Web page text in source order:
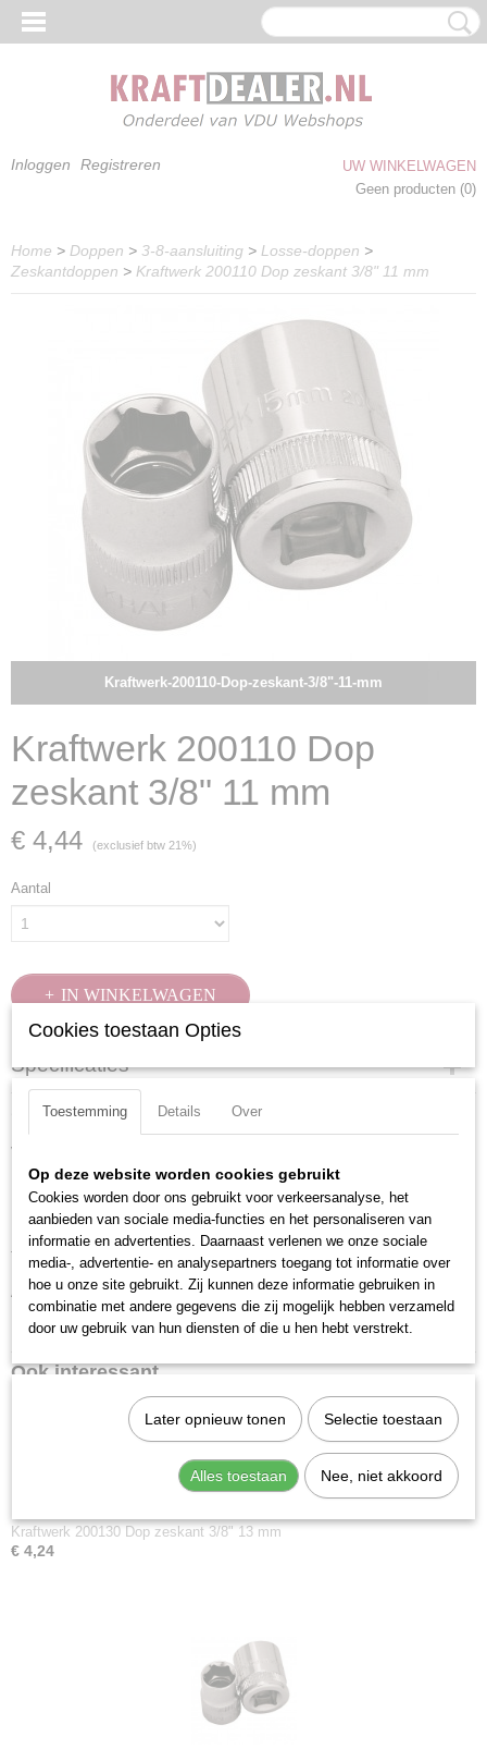
Inloggen Registreren
UW WINKELWAGEN
Geen producten (0)
Home > Doppen > 3-8-aansluiting > Losse-doppen >
Zeskantdoppen > Kraftwerk 200110 Dop zeskant 3/8" 11 mm
Kraftwerk-200110-Dop-zeskant-3/8"-11-mm
Kraftwerk 200110 Dop
zeskant 3/8" 11 mm
€ 4,44 (exclusief btw 21%)
Aantal
IN WINKELWAGEN
Specificaties
Productcode
7612206002882
Productcode leverancier
200110
Omschrijving
Verchroomd en voorzien van gekartelde rand.
Uitvoering: Zeskant
Materiaal: Chroom Vanadium
Totale lengte: 25 mm
Aandrijfgrootte: 3/8 inch
DIN ISO: DIN 3124 / ISO 2725-1
Ook interessant
Kraftwerk 200130 Dop zeskant 3/8" 13 mm
€ 4,24
Cookies toestaan Opties
Toestemming Details Over
Op deze website worden cookies gebruikt
Cookies worden door ons gebruikt voor verkeersanalyse, het
aanbieden van sociale media-functies en het personaliseren van
informatie en advertenties. Daarnaast verlenen we onze sociale
media-, advertentie- en analysepartners toegang tot informatie over
hoe u onze site gebruikt. Zij kunnen deze informatie gebruiken in
combinatie met andere gegevens die zij mogelijk hebben verzameld
door uw gebruik van hun diensten of die u hen hebt verstrekt.
Later opnieuw tonen Selectie toestaan
Alles toestaan Nee, niet akkoord